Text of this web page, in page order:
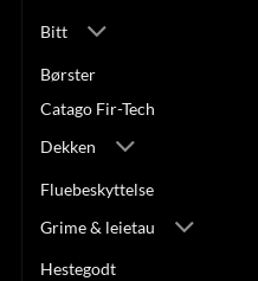
Bitt
Børster
Catago Fir-Tech
Dekken
Fluebeskyttelse
Grime & leietau
Hestegodt